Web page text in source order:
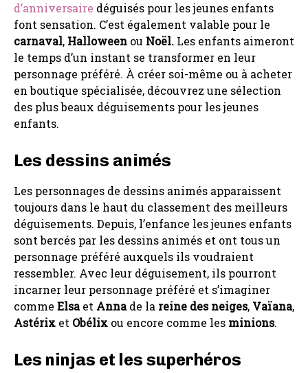
d’anniversaire déguisés pour les jeunes enfants
font sensation. C’est également valable pour le
carnaval, Halloween ou Noël. Les enfants aimeront
le temps d’un instant se transformer en leur
personnage préféré. À créer soi-même ou à acheter
en boutique spécialisée, découvrez une sélection
des plus beaux déguisements pour les jeunes
enfants.
Les dessins animés
Les personnages de dessins animés apparaissent
toujours dans le haut du classement des meilleurs
déguisements. Depuis, l’enfance les jeunes enfants
sont bercés par les dessins animés et ont tous un
personnage préféré auxquels ils voudraient
ressembler. Avec leur déguisement, ils pourront
incarner leur personnage préféré et s’imaginer
comme Elsaet Annade la reine des neiges, Vaïana,
Astérix et Obélix ou encore comme les minions.
Les ninjas et les superhéros